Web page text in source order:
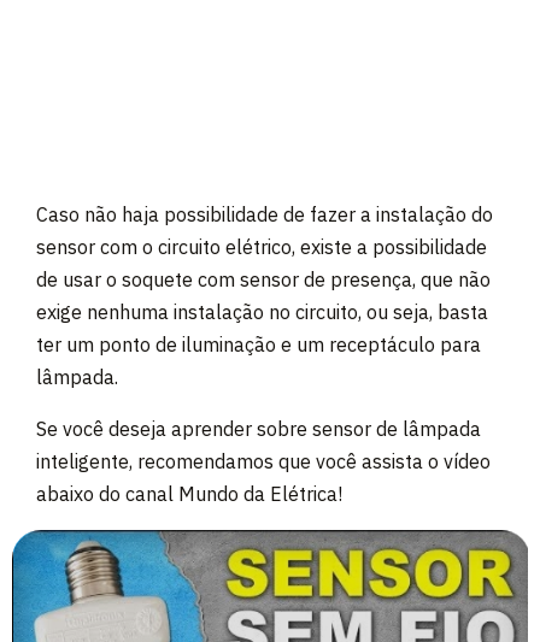
Caso não haja possibilidade de fazer a instalação do
sensor com o circuito elétrico, existe a possibilidade
de usar o soquete com sensor de presença, que não
exige nenhuma instalação no circuito, ou seja, basta
ter um ponto de iluminação e um receptáculo para
lâmpada.
Se você deseja aprender sobre sensor de lâmpada
inteligente, recomendamos que você assista o vídeo
abaixo do canal Mundo da Elétrica!